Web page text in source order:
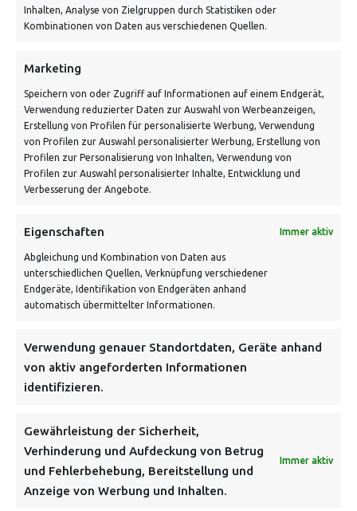
Inhalten, Analyse von Zielgruppen durch Statistiken oder
Kombinationen von Daten aus verschiedenen Quellen.
Marketing
Speichern von oder Zugriff auf Informationen auf einem Endgerät,
Verwendung reduzierter Daten zur Auswahl von Werbeanzeigen,
Erstellung von Profilen für personalisierte Werbung, Verwendung
von Profilen zur Auswahl personalisierter Werbung, Erstellung von
Profilen zur Personalisierung von Inhalten, Verwendung von
Profilen zur Auswahl personalisierter Inhalte, Entwicklung und
Verbesserung der Angebote.
Eigenschaften Immer aktiv
Abgleichung und Kombination von Daten aus
unterschiedlichen Quellen, Verknüpfung verschiedener
Endgeräte, Identifikation von Endgeräten anhand
automatisch übermittelter Informationen.
Verwendung genauer Standortdaten, Geräte anhand
von aktiv angeforderten Informationen
identifizieren.
Gewährleistung der Sicherheit,
Verhinderung und Aufdeckung von Betrug
und Fehlerbehebung, Bereitstellung und
Anzeige von Werbung und Inhalten.
Immer aktiv
Bahnhofstraße 3, 06268 Nemsdorf-Göhrendorf
Kontakt: Mo - Fr von 10:00 bis 18:00 Uhr
info@vontiling.de
Schnell und grün versendet:
VERSANDKOSTENHINWEIS:
NEWSLETTER
Danke, deine Registrierung war erfolgreich! Bitte prüfe
dein E-Mail-Konto für die Bestätigung.